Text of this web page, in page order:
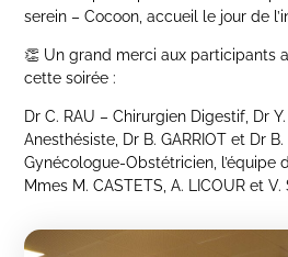
serein – Cocoon, accueil le jour de
👏 Un grand merci aux participants
cette soirée :
Dr C. RAU – Chirurgien Digestif, Dr Y.
Anesthésiste, Dr B. GARRIOT et Dr B.
Gynécologue-Obstétricien, l’équipe
Mmes M. CASTETS, A. LICOUR et V.